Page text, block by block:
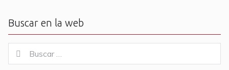
Buscar en la web
for:
Buscar